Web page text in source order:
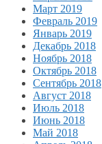
Март 2019
Февраль 2019
Январь 2019
Декабрь 2018
Ноябрь 2018
Октябрь 2018
Сентябрь 2018
Август 2018
Июль 2018
Июнь 2018
Май 2018